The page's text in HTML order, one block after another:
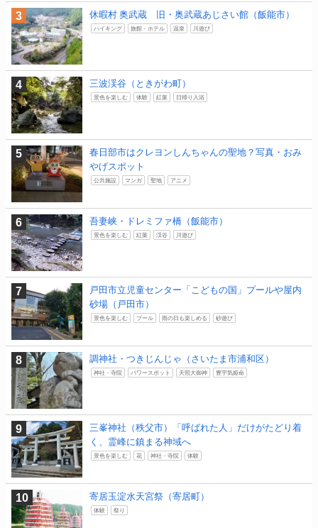
休暇村 奥武蔵 旧・奥武蔵あじさい館（飯能市）
ハイキング 旅館・ホテル 温泉 川遊び
三波渓谷（ときがわ町）
景色を楽しむ 体験 紅葉 日帰り入浴
春日部市はクレヨンしんちゃんの聖地？写真・おみ
やげスポット
公共施設 マンガ 聖地 アニメ
吾妻峡・ドレミファ橋（飯能市）
景色を楽しむ 紅葉 渓谷 川遊び
戸田市立児童センター「こどもの国」プールや屋内
砂場（戸田市）
景色を楽しむ プール 雨の日も楽しめる 砂遊び
調神社・つきじんじゃ（さいたま市浦和区）
神社・寺院 パワースポット 天照大御神 豊宇気姫命
三峯神社（秩父市）「呼ばれた人」だけがたどり着
く、霊峰に鎮まる神域へ
景色を楽しむ 花 神社・寺院 体験
寄居玉淀水天宮祭（寄居町）
体験 祭り